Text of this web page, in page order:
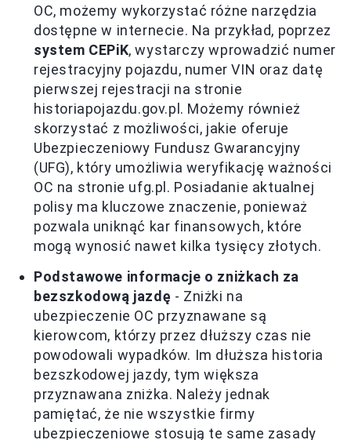
OC, możemy wykorzystać różne narzędzia
dostępne w internecie. Na przykład, poprzez
system CEPiK, wystarczy wprowadzić numer
rejestracyjny pojazdu, numer VIN oraz datę
pierwszej rejestracji na stronie
historiapojazdu.gov.pl. Możemy również
skorzystać z możliwości, jakie oferuje
Ubezpieczeniowy Fundusz Gwarancyjny
(UFG), który umożliwia weryfikację ważności
OC na stronie ufg.pl. Posiadanie aktualnej
polisy ma kluczowe znaczenie, ponieważ
pozwala uniknąć kar finansowych, które
mogą wynosić nawet kilka tysięcy złotych.
Podstawowe informacje o zniżkach za
bezszkodową jazdę - Zniżki na
ubezpieczenie OC przyznawane są
kierowcom, którzy przez dłuższy czas nie
powodowali wypadków. Im dłuższa historia
bezszkodowej jazdy, tym większa
przyznawana zniżka. Należy jednak
pamiętać, że nie wszystkie firmy
ubezpieczeniowe stosują te same zasady